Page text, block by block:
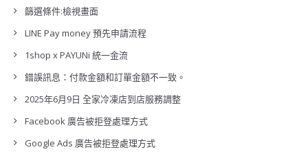
篩選條件:檢視畫面
LINE Pay money 預先申請流程
1shop x PAYUNi 統一金流
錯誤訊息：付款金額和訂單金額不一致。
2025年6月9日 全家冷凍店到店服務調整
Facebook 廣告被拒登處理方式
Google Ads 廣告被拒登處理方式